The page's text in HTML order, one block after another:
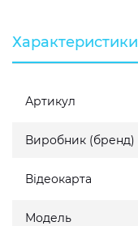
Характеристики
Артикул
Виробник (бренд)
Відеокарта
Модель